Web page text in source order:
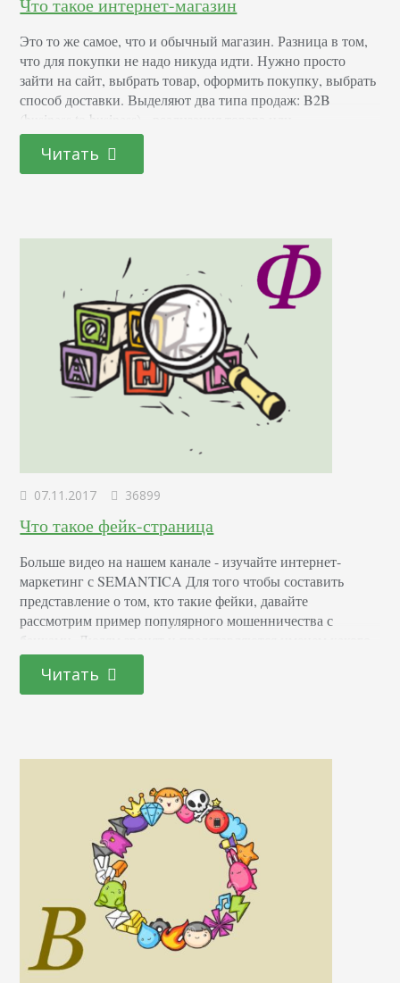
Это то же самое, что и обычный магазин. Разница в том,
что для покупки не надо никуда идти. Нужно просто
зайти на сайт, выбрать товар, оформить покупку, выбрать
способ доставки. Выделяют два типа продаж: B2B
(business to business) - реализация товара или
предоставление услуг коммерческим организациям. B2C
(business to customer) - продажа товара или услуг
физическим лицам. Как открыть интернет-магазин…
Читать
07.11.2017 36899
Что такое фейк-страница
Больше видео на нашем канале - изучайте интернет-
маркетинг с SEMANTICA Для того чтобы составить
представление о том, кто такие фейки, давайте
рассмотрим пример популярного мошенничества с
банками. Людям звонят и представляются именем какого-
либо банка, говоря о том, что их карточки заблокированы,
а для активации требуются назвать определенные данные.
На самом деле это никакие не представители банков, а
Читать